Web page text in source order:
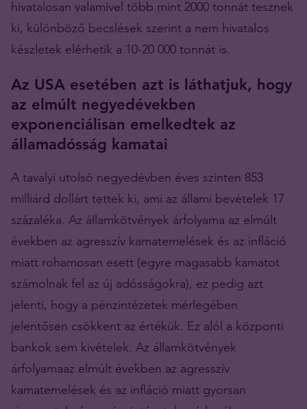
hivatalosan valamivel több mint 2000 tonnát tesznek
ki, különböző becslések szerint a nem hivatalos
készletek elérhetik a 10-20 000 tonnát is.
Az USA esetében azt is láthatjuk, hogy
az elmúlt negyedévekben
exponenciálisan emelkedtek az
államadósság kamatai
A tavalyi utolsó negyedévben éves szinten 853
milliárd dollárt tettek ki, ami az állami bevételek 17
százaléka. Az államkötvények árfolyama az elmúlt
években az agresszív kamatemelések és az infláció
miatt rohamosan esett (egyre magasabb kamatot
számolnak fel az új adósságokra), ez pedig azt
jelenti, hogy a pénzintézetek mérlegében
jelentősen csökkent az értékük. Ez alól a központi
bankok sem kivételek. Az államkötvények
árfolyamaaz elmúlt években az agresszív
kamatemelések és az infláció miatt gyorsan